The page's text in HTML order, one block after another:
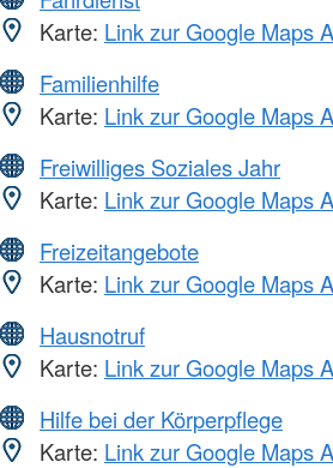
Karte: Link zur Google Maps
Familienhilfe
Karte: Link zur Google Maps
Freiwilliges Soziales Jahr
Karte: Link zur Google Maps
Freizeitangebote
Karte: Link zur Google Maps
Hausnotruf
Karte: Link zur Google Maps
Hilfe bei der Körperpflege
Karte: Link zur Google Maps